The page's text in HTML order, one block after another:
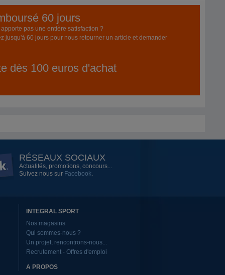
60 jours
pas une entière satisfaction ?
jusqu'à 60 jours pour nous retourner un article et demander
dès 100 euros d'achat
RÉSEAUX SOCIAUX
Actualités, promotions, concours...
Suivez nous sur Facebook.
INTEGRAL SPORT
Nos magasins
Qui sommes-nous ?
Un projet, rencontrons-nous...
Recrutement - Offres d'emploi
A PROPOS